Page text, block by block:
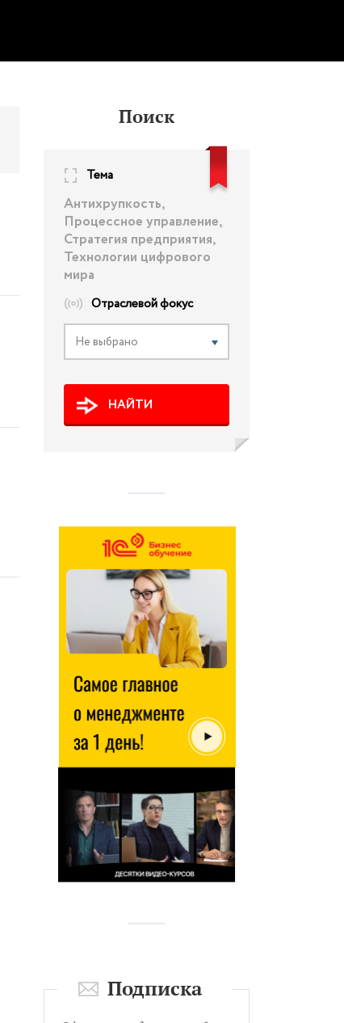
Поиск
Тема
Антихрупкость,
Процессное управление,
Стратегия предприятия,
Технологии цифрового
мира
Отраслевой фокус
Не выбрано
НАЙТИ
Подписка